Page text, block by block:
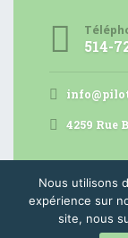
514-
4259 Rue
Pilotte
Nous utilisons
expérience sur
site, nous